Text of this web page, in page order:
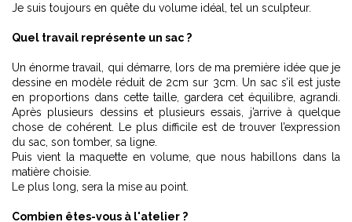
Je suis toujours en quête du volume idéal, tel un sculpteur.
Quel travail représente un sac ?
Un énorme travail, qui démarre, lors de ma première idée que je
dessine en modèle réduit de 2cm sur 3cm. Un sac s’il est juste
en proportions dans cette taille, gardera cet équilibre, agrandi.
Après plusieurs dessins et plusieurs essais, j’arrive à quelque
chose de cohérent. Le plus difficile est de trouver l’expression
du sac, son tomber, sa ligne.
Puis vient la maquette en volume, que nous habillons dans la
matière choisie.
Le plus long, sera la mise au point.
Combien êtes-vous à l'atelier ?